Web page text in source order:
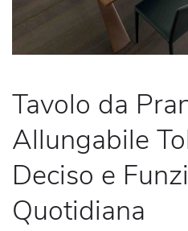
Tavolo da
Allungabile
Deciso e
Quotidiana